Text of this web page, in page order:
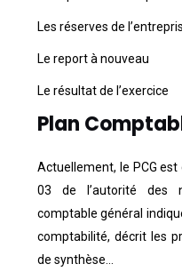
Les réserves de
Le report à nouveau
Le résultat de l’exercice
Plan
Actuellement, le PCG
03 de l’autorité des
comptable général
comptabilité, décrit les
de synthèse…